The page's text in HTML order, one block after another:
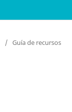
/ Guía de recursos